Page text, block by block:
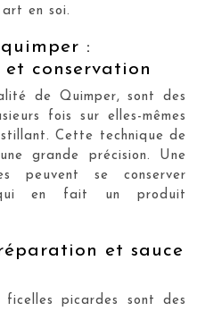
en soi.
:
conservation
de Quimper, sont des
fois sur elles-mêmes
Cette technique de
grande précision. Une
peuvent se conserver
qui en fait un produit
et sauce
picardes sont des